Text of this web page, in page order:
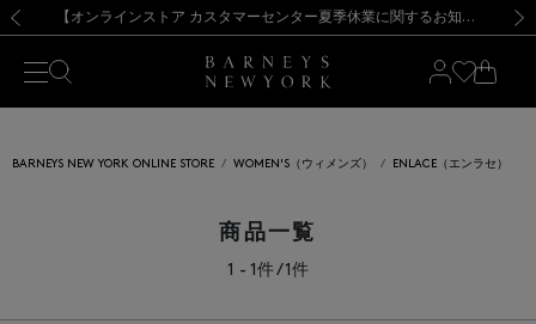
新規登録のお客様も対象！＜MY BARNEYS＞会員のお客様は11,000円（税込）以上のお買上げで常時送料無料！お買い物の際は会員登録を！
【夏季休業に伴う出荷一時停止のお知らせ】(2026.8.7) 【オンラインストア カスタマーセンター夏季休業に関するお知らせ】（2026.8.7）
【夏季休業に伴う返品・交換承り一時停止のお知らせ】（2026.8.5）
熊本県を中心とした地震の影響によるお荷物のお届けについて
【開催中】SUMMER SALEのご案内・ご注意事項 新規登録のお客様も対象！＜MY BARNEYS＞会員のお客様は11,000円（税込）以上のお買上げで常時送料無料！お買い物の際は会員登録を！
【夏季休業に伴う出荷一時停止のお知らせ】(2026.8.7)
BARNEYS NEW YORK ONLINE STORE WOMEN'S（ウィメンズ） ENLACE（エンラセ）
商品一覧
1 - 1件 / 1件